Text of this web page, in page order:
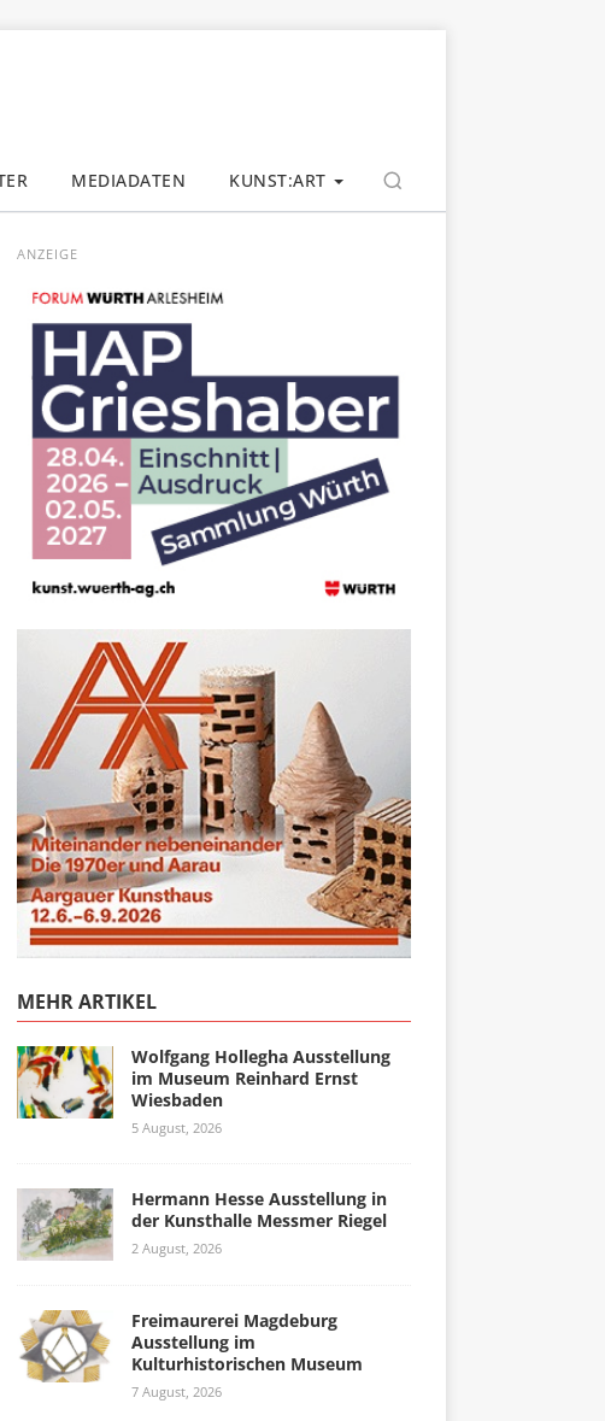
MEDIADATEN KUNST:ART
ANZEIGE
MEHR ARTIKEL
Wolfgang Hollegha Ausstellung
im Museum Reinhard Ernst
Wiesbaden
5 August, 2026
Hermann Hesse Ausstellung in
der Kunsthalle Messmer Riegel
2 August, 2026
Freimaurerei Magdeburg
Ausstellung im
Kulturhistorischen Museum
7 August, 2026